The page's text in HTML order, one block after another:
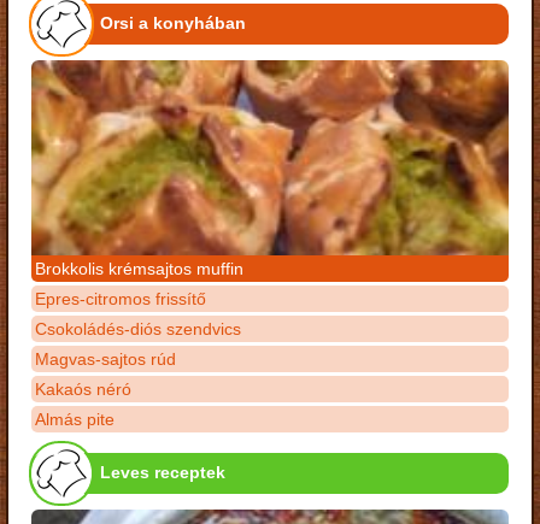
Orsi a konyhában
Brokkolis krémsajtos muffin
Epres-citromos frissítő
Csokoládés-diós szendvics
Magvas-sajtos rúd
Kakaós néró
Almás pite
Leves receptek